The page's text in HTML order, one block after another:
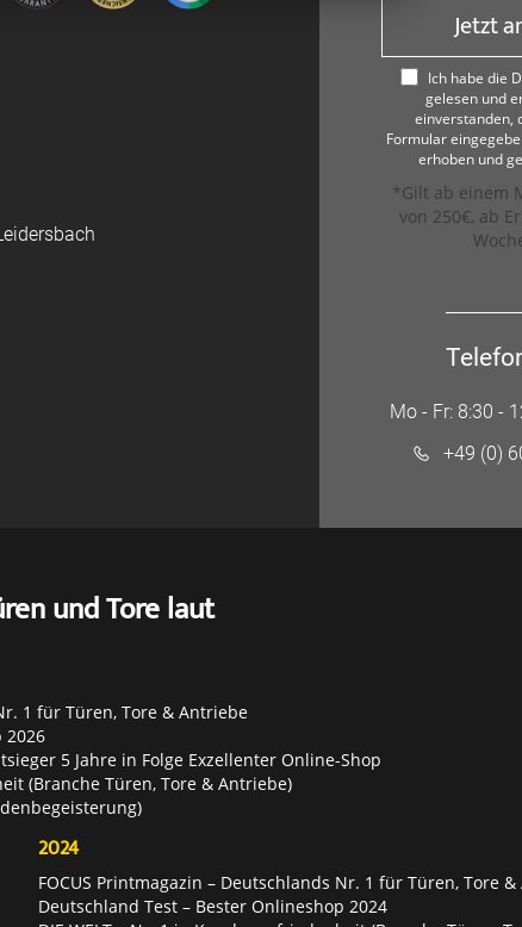
Jetzt
Ich habe die
gelesen und
einverstanden,
Formular
erhoben und
*Gilt ab einem
von 250€, ab
Mo - Fr: 8:30 -
+49 (0)
und Tore laut
1 für Türen, Tore & Antriebe
2026
5 Jahre in Folge Exzellenter Online-Shop
(Branche Türen, Tore & Antriebe)
2024
FOCUS Printmagazin – Deutschlands Nr. 1 für Türen, Tore
Deutschland Test – Bester Onlineshop 2024